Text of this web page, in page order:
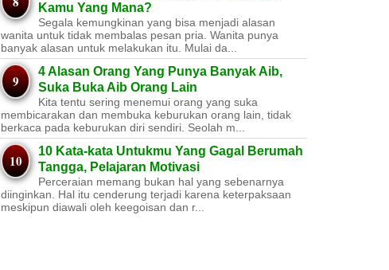
Kamu Yang Mana?
Segala kemungkinan yang bisa menjadi alasan
wanita untuk tidak membalas pesan pria. Wanita punya
banyak alasan untuk melakukan itu. Mulai da...
4 Alasan Orang Yang Punya Banyak Aib,
Suka Buka Aib Orang Lain
Kita tentu sering menemui orang yang suka
membicarakan dan membuka keburukan orang lain, tidak
berkaca pada keburukan diri sendiri. Seolah m...
10 Kata-kata Untukmu Yang Gagal Berumah
Tangga, Pelajaran Motivasi
Perceraian memang bukan hal yang sebenarnya
diinginkan. Hal itu cenderung terjadi karena keterpaksaan
meskipun diawali oleh keegoisan dan r...